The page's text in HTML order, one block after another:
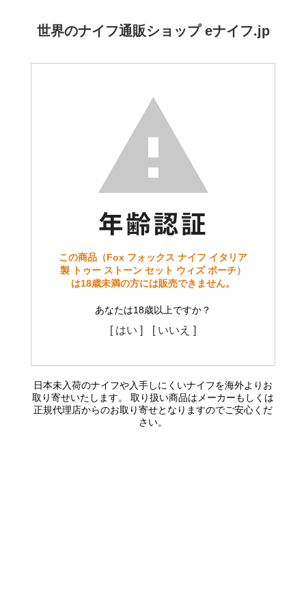
世界のナイフ通販ショップ eナイフ.jp
この商品（Fox フォックス ナイフ イタリア
製 トゥー ストーン セット ウィズ ポーチ）
は18歳未満の方には販売できません。
あなたは18歳以上ですか？
[ はい ] [ いいえ ]
日本未入荷のナイフや入手しにくいナイフを海外よりお
取り寄せいたします。 取り扱い商品はメーカーもしくは
正規代理店からのお取り寄せとなりますのでご安心くだ
さい。